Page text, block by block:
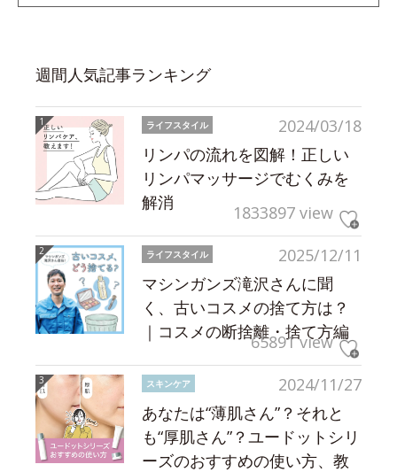
週間人気記事ランキング
2024/03/18
ライフスタイル
リンパの流れを図解！正しい
リンパマッサージでむくみを
解消
1833897 view
2025/12/11
ライフスタイル
マシンガンズ滝沢さんに聞
く、古いコスメの捨て方は？
｜コスメの断捨離・捨て方編
65891 view
2024/11/27
スキンケア
あなたは“薄肌さん”？それと
も“厚肌さん”？ユードットシリ
ーズのおすすめの使い方、教